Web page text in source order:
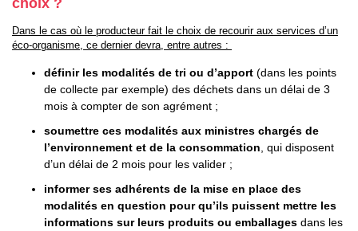
Dans le cas où le producteur fait le choix de recourir aux services d’un
éco-organisme, ce dernier devra, entre autres :
définir les modalités de tri ou d’apport (dans les points
de collecte par exemple) des déchets dans un délai de 3
mois à compter de son agrément ;
soumettre ces modalités aux ministres chargés de
l’environnement et de la consommation , qui disposent
d’un délai de 2 mois pour les valider ;
informer ses adhérents de la mise en place des
modalités en question pour qu’ils puissent mettre les
informations sur leurs produits ou emballages dans les